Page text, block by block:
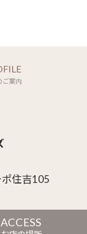
ご案内
住吉105
Reserved.
ACCESS